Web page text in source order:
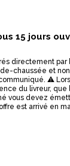
15 jours
directement
chaussée et
⚠
du livreur, que
vous devez
est arrivé en